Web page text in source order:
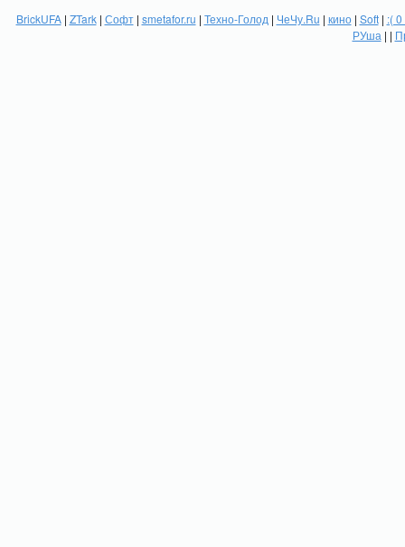
BrickUFA| ZTark| Софт| smetafor.ru | Техно-Голод | ЧеЧу.Ru | кино| Soft| :(
РУша | |